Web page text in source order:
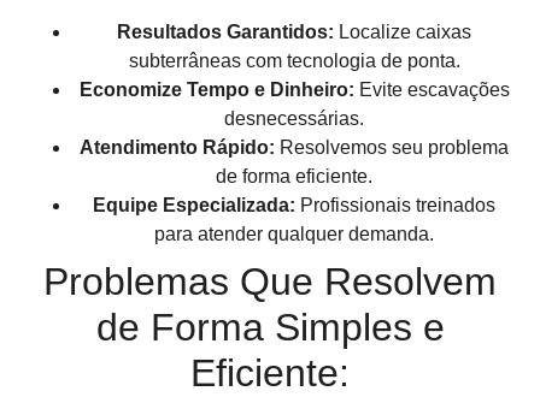
Resultados Garantidos: Localize caixas
subterrâneas com tecnologia de ponta.
Economize Tempo e Dinheiro: Evite escavações
desnecessárias.
Atendimento Rápido: Resolvemos seu problema
de forma eficiente.
Equipe Especializada: Profissionais treinados
para atender qualquer demanda.
Problemas Que Resolvem
de Forma Simples e
Eficiente: